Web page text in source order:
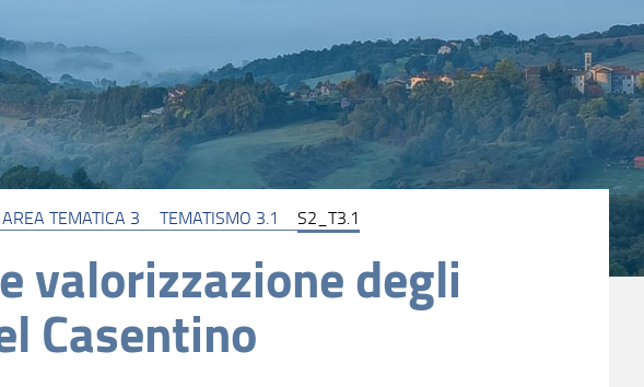
AREA TEMATICA 3 TEMATISMO 3.1 S2_T3.1
valorizzazione degli
Casentino